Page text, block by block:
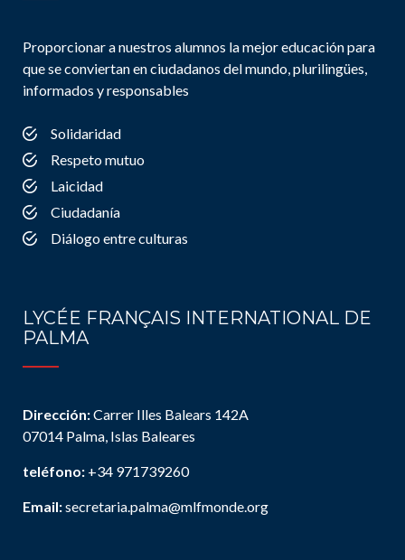
Proporcionar a nuestros alumnos la mejor educación para
que se conviertan en ciudadanos del mundo, plurilingües,
informados y responsables
Solidaridad
Respeto mutuo
Laicidad
Ciudadanía
Diálogo entre culturas
LYCÉE FRANÇAIS INTERNATIONAL DE
PALMA
Dirección:Carrer Illes Balears 142A
07014 Palma, Islas Baleares
teléfono: +34 971739260
Email:secretaria.palma@mlfmonde.org